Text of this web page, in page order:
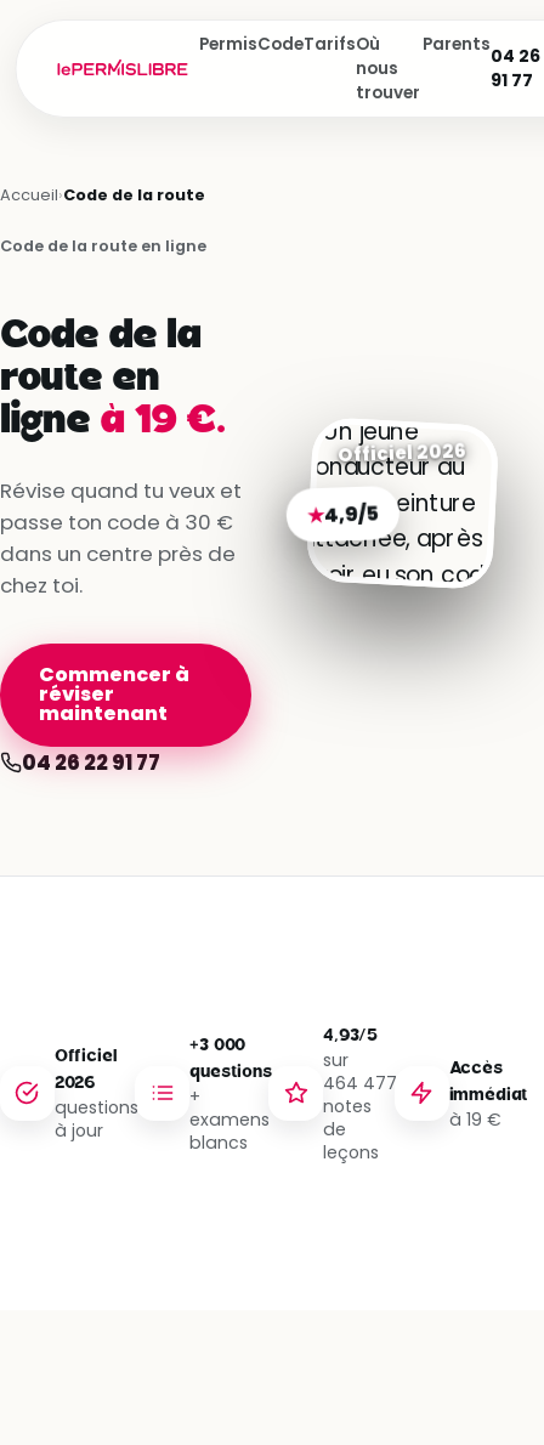
PermisCodeTarifsOù
nous
trouver
Parents
04 26
91 77
Accueil›Code de la route
Code de la route en ligne
Code de la
route en
ligne à 19 €.
Révise quand tu veux et
passe ton code à 30 €
dans un centre près de
chez toi.
Commencer à
réviser
maintenant
04 26 22 91 77
Officiel 2026
★4,9/5
Officiel
2026
questions
à jour
+3 000
questions
+
examens
blancs
4,93/5
sur
464 477
notes
de
leçons
Accès
immédiat
à 19 €